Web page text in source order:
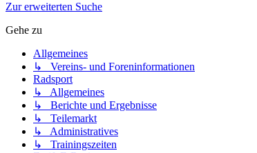
Zur erweiterten Suche
Gehe zu
Allgemeines
↳ Vereins- und Foreninformationen
Radsport
↳ Allgemeines
↳ Berichte und Ergebnisse
↳ Teilemarkt
↳ Administratives
↳ Trainingszeiten